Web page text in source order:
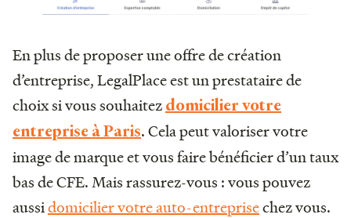
En plus de proposer une offre de création
d’entreprise, LegalPlace est un prestataire de
choix si vous souhaitez domicilier votre
entreprise à Paris. Cela peut valoriser votre
image de marque et vous faire bénéficier d’un taux
bas de CFE. Mais rassurez-vous : vous pouvez
aussidomicilier votre auto-entreprisechez vous.